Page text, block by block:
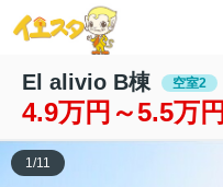
El alivio B棟 空室2
4.9万円～5.5万円
1/11